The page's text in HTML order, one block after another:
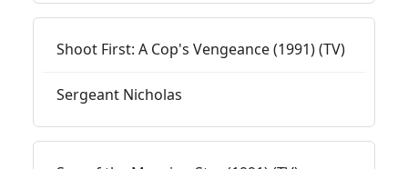
Shoot First: A Cop's Vengeance (1991) (TV)
Sergeant Nicholas